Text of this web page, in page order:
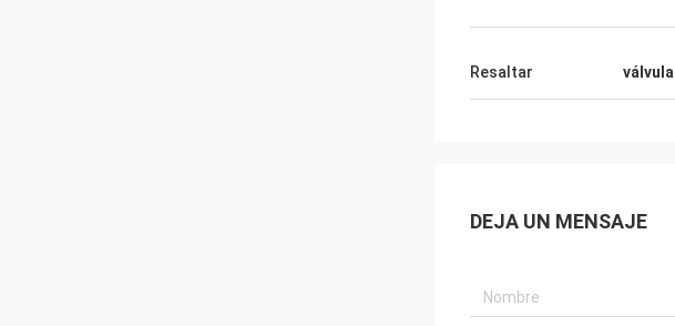
Resaltar
DEJA UN MENSAJE